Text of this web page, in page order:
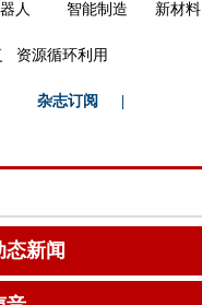
人 智能制造 新材料
资源循环利用
杂志订阅
态新闻